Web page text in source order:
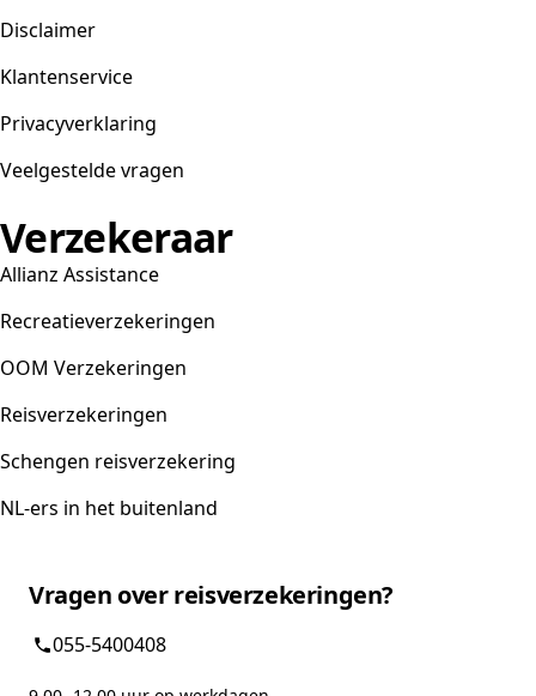
Disclaimer
Klantenservice
Privacyverklaring
Veelgestelde vragen
Verzekeraar
Allianz Assistance
Recreatieverzekeringen
OOM Verzekeringen
Reisverzekeringen
Schengen reisverzekering
NL-ers in het buitenland
Vragen over reisverzekeringen?
055-5400408